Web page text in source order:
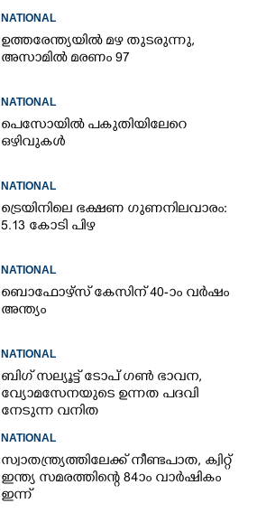
NATIONAL
ഉത്തരേന്ത്യയിൽ മഴ തുടരുന്നു,​
അസാമിൽ മരണം 97
NATIONAL
പെസോയിൽ പകുതിയിലേറെ
ഒഴിവുകൾ
NATIONAL
ട്രെയിനിലെ ഭക്ഷണ ഗുണനിലവാരം:
5.13 കോടി പിഴ
NATIONAL
ബൊഫോഴ്സ് കേസിന് 40-ാം വ‌ർഷം
അന്ത്യം
NATIONAL
ബിഗ് സല്യൂട്ട് ടോപ് ഗൺ ഭാവന,​
വ്യോമസേനയുടെ ഉന്നത പദവി
നേടുന്ന വനിത
NATIONAL
സ്വാതന്ത്ര്യത്തിലേക്ക് നീണ്ടപാത, ക്വിറ്റ്
ഇന്ത്യ സമരത്തിന്റെ 84ാം വാർഷികം
ഇന്ന്